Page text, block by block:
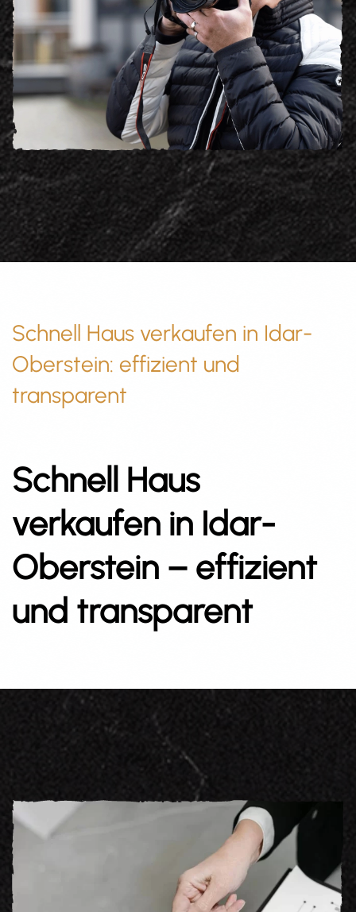
Schnell Haus verkaufen in Idar-
Oberstein: effizient und
transparent
Schnell Haus
verkaufen in Idar-
Oberstein – effizient
und transparent